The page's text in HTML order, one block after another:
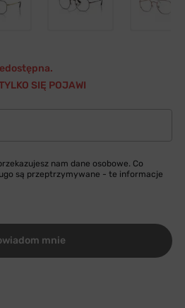
SIĘ POJAWI
nam dane osobowe. Co
są przeptrzymywane - te informacje
mnie